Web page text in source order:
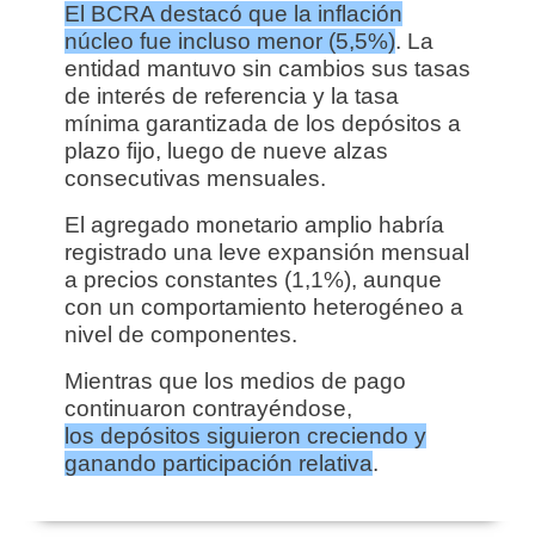
El BCRA destacó que la inflación
núcleo fue incluso menor (5,5%). La
entidad mantuvo sin cambios sus tasas
de interés de referencia y la tasa
mínima garantizada de los depósitos a
plazo fijo, luego de nueve alzas
consecutivas mensuales.
El agregado monetario amplio habría
registrado una leve expansión mensual
a precios constantes (1,1%), aunque
con un comportamiento heterogéneo a
nivel de componentes.
Mientras que los medios de pago
continuaron contrayéndose,
los depósitos siguieron creciendo y
ganando participación relativa.